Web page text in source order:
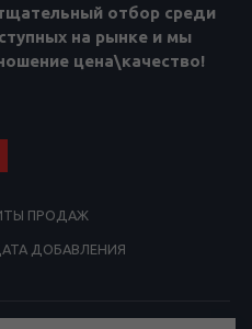
отбор среди
на рынке и мы
цена\качество!
ПРОДАЖ
ДОБАВЛЕНИЯ